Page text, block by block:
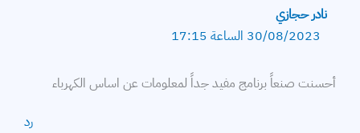
نادر حجازي
30/08/2023 الساعة 17:15
أحسنت صنعاً برنامج مفيد جداً لمعلومات عن اساس الكهرباء
رد